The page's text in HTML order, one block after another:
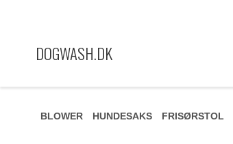
DOGWASH.DK
BLOWER HUNDESAKS FRISØRSTOL